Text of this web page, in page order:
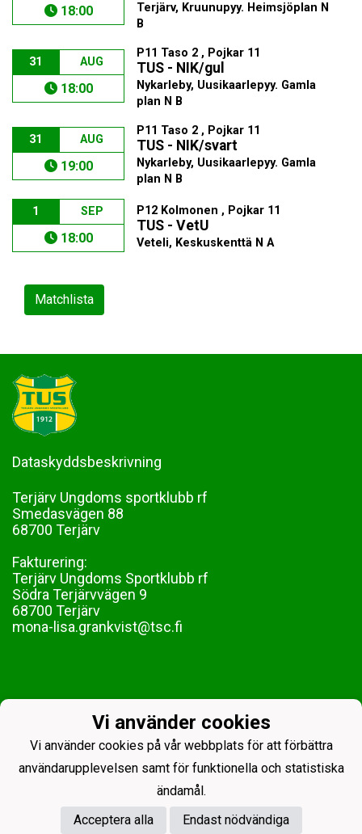
18:00
Terjärv, Kruunupyy. Heimsjöplan N
B
31 AUG
18:00
P11 Taso 2 , Pojkar 11
TUS - NIK/gul
Nykarleby, Uusikaarlepyy. Gamla
plan N B
31 AUG
19:00
P11 Taso 2 , Pojkar 11
TUS - NIK/svart
Nykarleby, Uusikaarlepyy. Gamla
plan N B
1 SEP
18:00
P12 Kolmonen , Pojkar 11
TUS - VetU
Veteli, Keskuskenttä N A
Matchlista
Dataskyddsbeskrivning
Terjärv Ungdoms sportklubb rf
Smedasvägen 88
68700 Terjärv
Fakturering:
Terjärv Ungdoms Sportklubb rf
Södra Terjärvvägen 9
68700 Terjärv
mona-lisa.grankvist@tsc.fi
Vi använder cookies
Vi använder cookies på vår webbplats för att förbättra
användarupplevelsen samt för funktionella och statistiska
ändamål.
Acceptera alla
Endast nödvändiga